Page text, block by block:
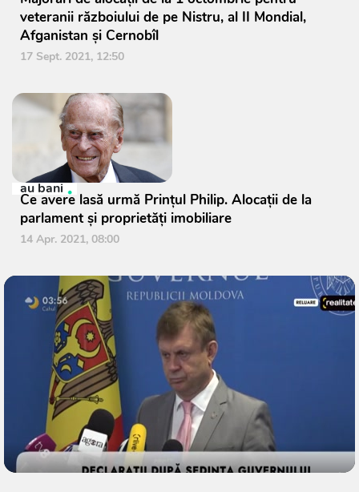
veteranii războiului de pe Nistru, al II Mondial,
Afganistan și Cernobîl
17 Sept. 2021, 12:50
au bani
Ce avere lasă urmă Prinţul Philip. Alocații de la
parlament și proprietăți imobiliare
14 Apr. 2021, 08:00